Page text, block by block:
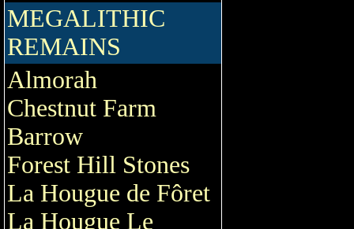
MEGALITHIC
REMAINS
Almorah
Chestnut Farm
Barrow
Forest Hill Stones
La Hougue de Fôret
La Hougue Le